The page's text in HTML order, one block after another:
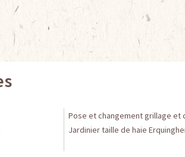
Pose et changement grillage et
Jardinier taille de haie